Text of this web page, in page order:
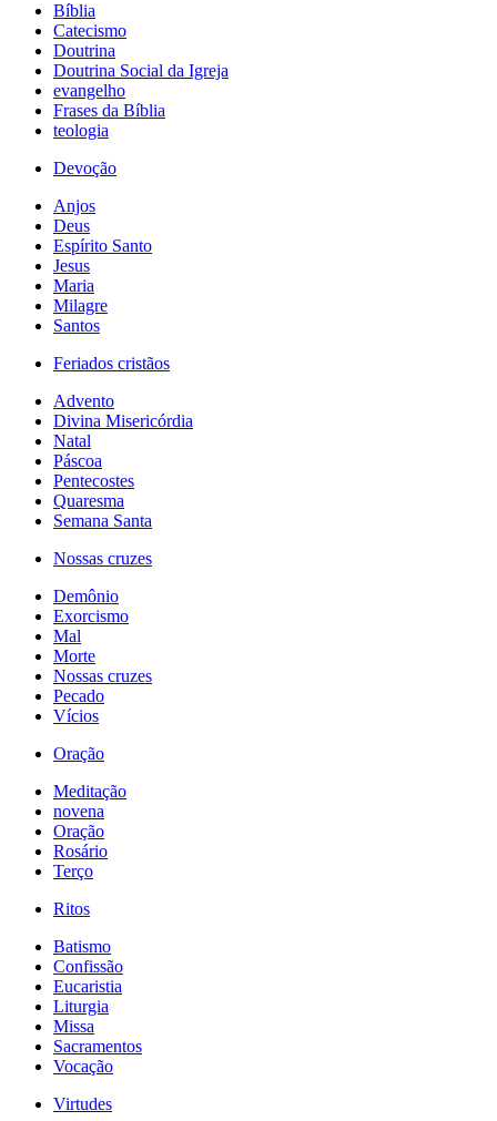
Bíblia
Catecismo
Doutrina
Doutrina Social da Igreja
evangelho
Frases da Bíblia
teologia
Devoção
Anjos
Deus
Espírito Santo
Jesus
Maria
Milagre
Santos
Feriados cristãos
Advento
Divina Misericórdia
Natal
Páscoa
Pentecostes
Quaresma
Semana Santa
Nossas cruzes
Demônio
Exorcismo
Mal
Morte
Nossas cruzes
Pecado
Vícios
Oração
Meditação
novena
Oração
Rosário
Terço
Ritos
Batismo
Confissão
Eucaristia
Liturgia
Missa
Sacramentos
Vocação
Virtudes